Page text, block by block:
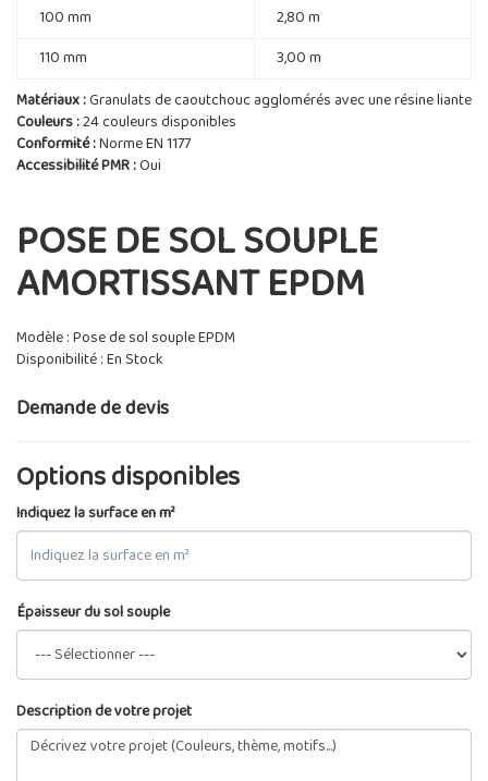
100 mm
2,80 m
110 mm
3,00 m
Matériaux :Granulats de caoutchouc agglomérés avec une résine liante
Couleurs :24 couleurs disponibles
Conformité :Norme EN 1177
Accessibilité PMR :Oui
POSE DE SOL SOUPLE
AMORTISSANT EPDM
Modèle : Pose de sol souple EPDM
Disponibilité : En Stock
Demande de devis
Options disponibles
Indiquez la surface en m²
Épaisseur du sol souple
Description de votre projet